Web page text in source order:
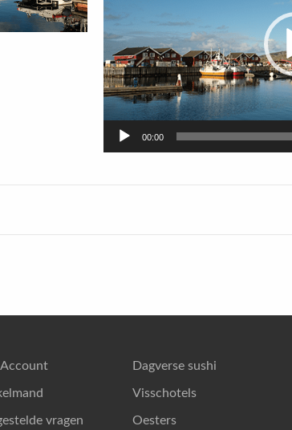
00:00
vragen
Dagverse sushi
Visschotels
Oesters